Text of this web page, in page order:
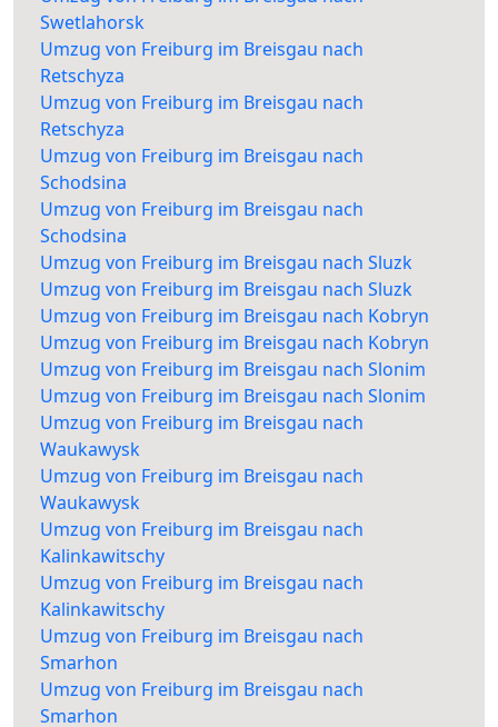
Swetlahorsk
Umzug von Freiburg im Breisgau nach
Retschyza
Umzug von Freiburg im Breisgau nach
Retschyza
Umzug von Freiburg im Breisgau nach
Schodsina
Umzug von Freiburg im Breisgau nach
Schodsina
Umzug von Freiburg im Breisgau nach Sluzk
Umzug von Freiburg im Breisgau nach Sluzk
Umzug von Freiburg im Breisgau nach Kobryn
Umzug von Freiburg im Breisgau nach Kobryn
Umzug von Freiburg im Breisgau nach Slonim
Umzug von Freiburg im Breisgau nach Slonim
Umzug von Freiburg im Breisgau nach
Waukawysk
Umzug von Freiburg im Breisgau nach
Waukawysk
Umzug von Freiburg im Breisgau nach
Kalinkawitschy
Umzug von Freiburg im Breisgau nach
Kalinkawitschy
Umzug von Freiburg im Breisgau nach
Smarhon
Umzug von Freiburg im Breisgau nach
Smarhon